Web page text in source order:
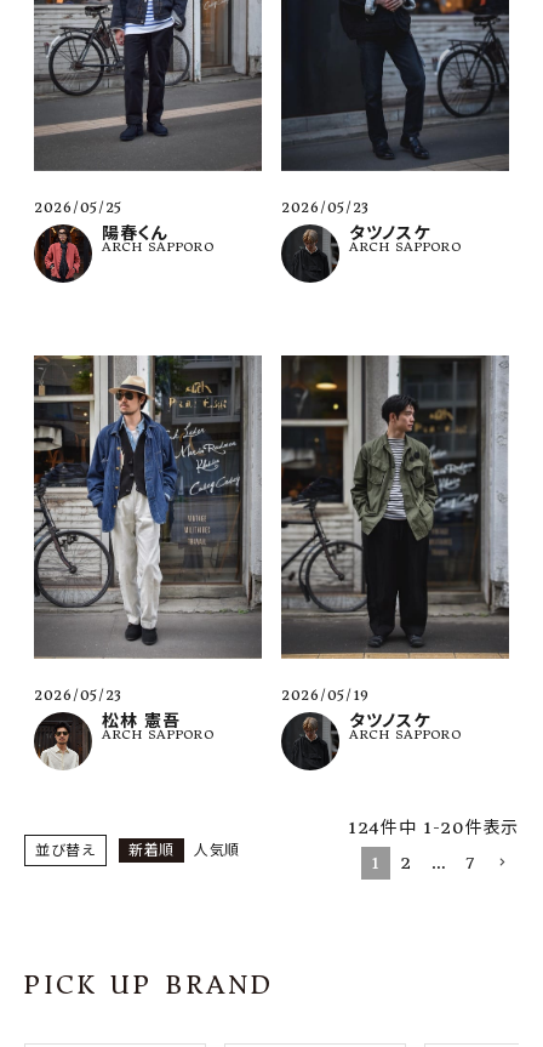
2026/05/25
陽春くん
ARCH SAPPORO
2026/05/23
タツノスケ
ARCH SAPPORO
2026/05/23
松林 憲吾
ARCH SAPPORO
2026/05/19
タツノスケ
ARCH SAPPORO
並び替え 新着順 人気順
124件中 1-20件表示
1
2 … 7
PICK UP BRAND